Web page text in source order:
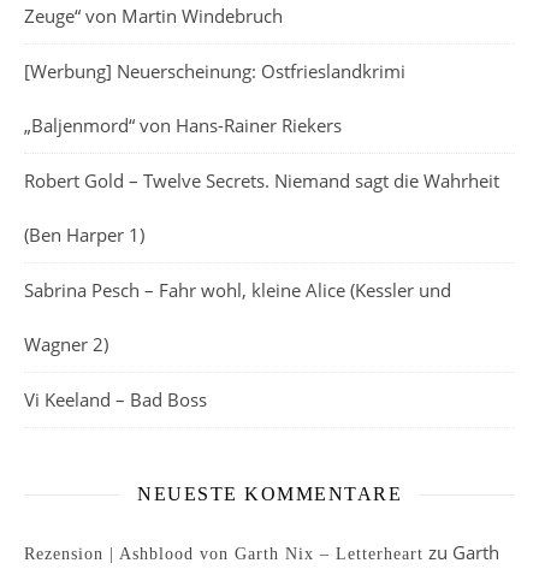
Zeuge“ von Martin Windebruch
[Werbung] Neuerscheinung: Ostfrieslandkrimi
„Baljenmord“ von Hans-Rainer Riekers
Robert Gold – Twelve Secrets. Niemand sagt die Wahrheit
(Ben Harper 1)
Sabrina Pesch – Fahr wohl, kleine Alice (Kessler und
Wagner 2)
Vi Keeland – Bad Boss
NEUESTE KOMMENTARE
Rezension | Ashblood von Garth Nix – Letterheart zu Garth